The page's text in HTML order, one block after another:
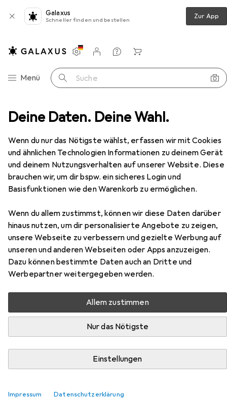
Deine Daten. Deine Wahl.
Wenn du nur das Nötigste wählst, erfassen wir mit Cookies
und ähnlichen Technologien Informationen zu deinem Gerät
und deinem Nutzungsverhalten auf unserer Website. Diese
brauchen wir, um dir bspw. ein sicheres Login und
Basisfunktionen wie den Warenkorb zu ermöglichen.
Wenn du allem zustimmst, können wir diese Daten darüber
hinaus nutzen, um dir personalisierte Angebote zu zeigen,
unsere Webseite zu verbessern und gezielte Werbung auf
unseren und anderen Webseiten oder Apps anzuzeigen.
Dazu können bestimmte Daten auch an Dritte und
Werbepartner weitergegeben werden.
Allem zustimmen
Nur das Nötigste
Einstellungen
Impressum Datenschutzerklärung
Galaxus
Schneller finden und bestellen Zur App
Navigation nach Kategorien
Menü Suche
Einstellungen
Kundenkonto
Vergleichslisten
Merklisten
Warenkorb
Wohnzimmer Regal Vicco Eckunterschrank R-Line
EUR
203,37
Vicco Eckunterschrank R-Line
86 x 46 x 81.60 cm
Zubehör für Vicco
Eckunterschrank R-Line
Hier findest du passendes Zubehör zum Produkt Vicco
Schutzpuffer.
Relevanz
Möbelgleiter + Schutzpuffer